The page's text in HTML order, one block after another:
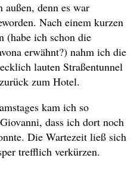
denn es war
Nach einem kurzen
(habe ich schon die
erwähnt?) nahm ich die
lauten Straßentunnel
zum Hotel.
kam ich so
dass ich dort noch
Die Wartezeit ließ sich
trefflich verkürzen.